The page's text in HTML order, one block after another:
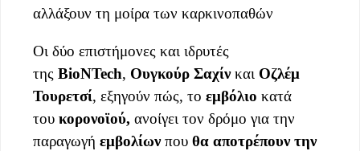
αλλάξουν τη μοίρα των καρκινοπαθών
Οι δύο επιστήμονες και ιδρυτές
της BioNTech, Ουγκούρ Σαχίνκαι Οζλέμ
Τουρετσί, εξηγούν πώς, το εμβόλιο κατά
του κορονοϊού, ανοίγει τον δρόμο για την
παραγωγή εμβολίωνπου θα αποτρέπουν την